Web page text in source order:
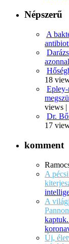
Népszerű
A
18
Epley-
views |
Dr.
17
komment
A
A
Új,